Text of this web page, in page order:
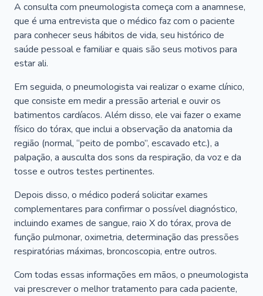
A consulta com pneumologista começa com a anamnese,
que é uma entrevista que o médico faz com o paciente
para conhecer seus hábitos de vida, seu histórico de
saúde pessoal e familiar e quais são seus motivos para
estar ali.
Em seguida, o pneumologista vai realizar o exame clínico,
que consiste em medir a pressão arterial e ouvir os
batimentos cardíacos. Além disso, ele vai fazer o exame
físico do tórax, que inclui a observação da anatomia da
região (normal, “peito de pombo”, escavado etc.), a
palpação, a ausculta dos sons da respiração, da voz e da
tosse e outros testes pertinentes.
Depois disso, o médico poderá solicitar exames
complementares para confirmar o possível diagnóstico,
incluindo exames de sangue, raio X do tórax, prova de
função pulmonar, oximetria, determinação das pressões
respiratórias máximas, broncoscopia, entre outros.
Com todas essas informações em mãos, o pneumologista
vai prescrever o melhor tratamento para cada paciente,